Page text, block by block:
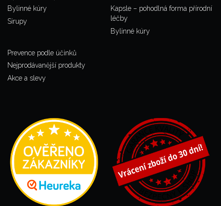
Bylinné kúry
Sirupy
Kapsle – pohodlná forma přírodní
léčby
Bylinné kúry
Prevence podle účinků
Nejprodávanější produkty
Akce a slevy